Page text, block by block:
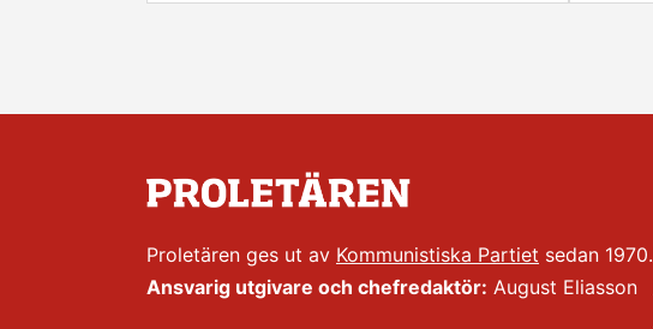
Proletären ges ut av Kommunistiska Partiet sedan 1970.
Ansvarig utgivare och chefredaktör: August Eliasson